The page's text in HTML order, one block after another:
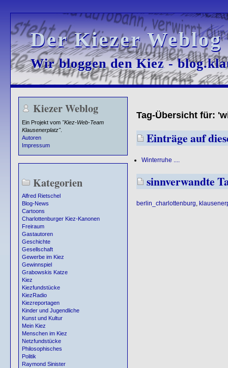
Der Kiezer
Der Kiezer
Wir bloggen den Kiez -
Wir bloggen den Kiez -
Kiezer Weblog
Ein Projekt vom "Kiez-Web-Team
Klausenerplatz".
Autoren
Impressum
Kategorien
Alfred Rietschel
Blog-News
Cartoons
Charlottenburger Kiez-Kanonen
Freiraum
Gastautoren
Geschichte
Gesellschaft
Gewerbe im Kiez
Gewinnspiel
Grabowskis Katze
Kiez
Kiezfundstücke
KiezRadio
Kiezreportagen
Kinder und Jugendliche
Kunst und Kultur
Mein Kiez
Menschen im Kiez
Netzfundstücke
Philosophisches
Politik
Raymond Sinister
Tag-Übersicht für:
Einträge auf
Winterruhe ....
sinnverwandte
berlin_charlottenburg